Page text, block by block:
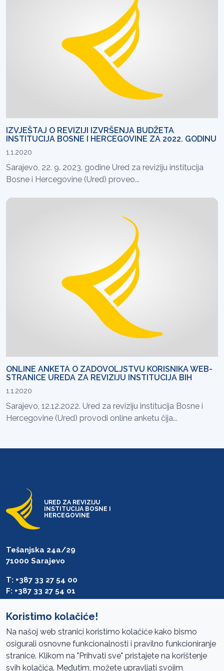
IZVJEŠTAJ O REVIZIJI IZVRŠENJA BUDŽETA
INSTITUCIJA BOSNE I HERCEGOVINE ZA 2022. GODINU
1.1.2020
Sarajevo, 22. 9. 2023. godine Ured za reviziju institucija
Bosne i Hercegovine (Ured) proveo...
ONLINE ANKETA O ZADOVOLJSTVU KORISNIKA WEB-
STRANICE UREDA ZA REVIZIJU INSTITUCIJA BIH
1.1.2020
Sarajevo, 12.12.2022. Ured za reviziju institucija Bosne i
Hercegovine (Ured) provodi online anketu čija...
URED ZA REVIZIJU
INSTITUCIJA BOSNE I
HERCEGOVINE
Tešanjska 24a/29
71000 Sarajevo
T: +387 33 27 54 00
F: +387 33 27 54 01
Pristup informacijama
Koristimo kolačiće!
Na našoj web stranici koristimo kolačiće kako bismo
osigurali osnovne funkcionalnosti i pravilno funkcioniranje
stranice. Klikom na "Prihvati sve" pristajete na korištenje
svih kolačića. Međutim, možete upravljati svojim